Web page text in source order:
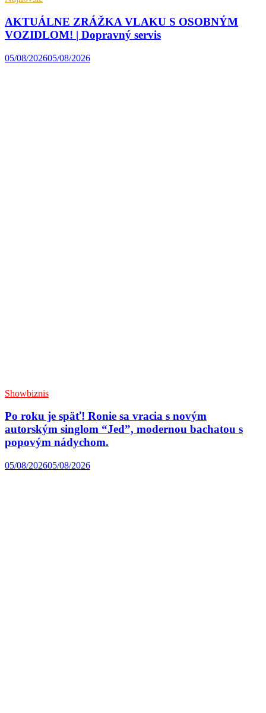
AKTUÁLNE ZRÁŽKA VLAKU S OSOBNÝM
VOZIDLOM! | Dopravný servis
05/08/202605/08/2026
Showbiznis
Po roku je späť! Ronie sa vracia s novým
autorským singlom “Jed”, modernou bachatou s
popovým nádychom.
05/08/202605/08/2026